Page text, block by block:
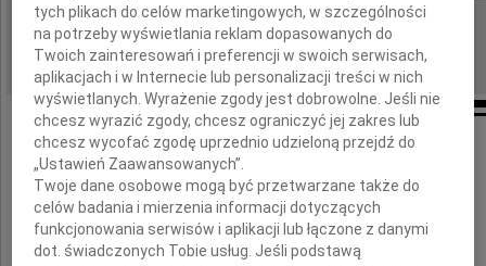
REGION: Warszawa
DATA EMISJI: 27.11.2024
Ela Rychard
tych plikach do celów marketingowych, w szczególności
na potrzeby wyświetlania reklam dopasowanych do
Twoich zainteresowań i preferencji w swoich serwisach,
aplikacjach i w Internecie lub personalizacji treści w nich
wyświetlanych. Wyrażenie zgody jest dobrowolne. Jeśli nie
chcesz wyrazić zgody, chcesz ograniczyć jej zakres lub
chcesz wycofać zgodę uprzednio udzieloną przejdź do
„Ustawień Zaawansowanych”.
Twoje dane osobowe mogą być przetwarzane także do
celów badania i mierzenia informacji dotyczących
funkcjonowania serwisów i aplikacji lub łączone z danymi
dot. świadczonych Tobie usług. Jeśli podstawą